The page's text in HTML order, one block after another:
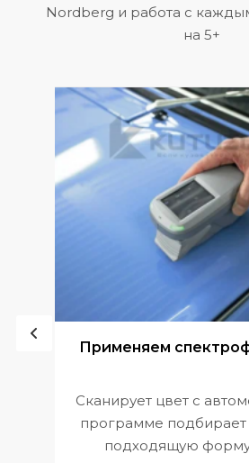
Nordberg и работа с
на 5+
Применяем
Сканирует цвет с
программе подбирает
подходящую